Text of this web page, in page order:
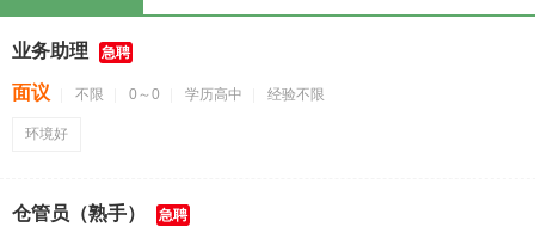
业务助理 急聘
面议 不限 0～0 学历高中 经验不限
环境好
仓管员（熟手） 急聘